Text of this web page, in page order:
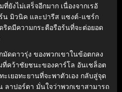
ยังไม่เสร็จอีกมาก เนื่องจากเรอั
น มิวนิค และปารีส แซงต์-แชร์ก
ริดมีความกระตือรือร้นที่จะต่อยอด
ดดาวรุ่ง ของพวกเขาในข้อตกลง
ที่คว้าชัยชนะของคาร์โล อันเชล็อต
เยอทะยานที่จะพาตัวเอง กลับสู่จุด
าปอร์ตา มั่นใจว่าพวกเขาสามารถ